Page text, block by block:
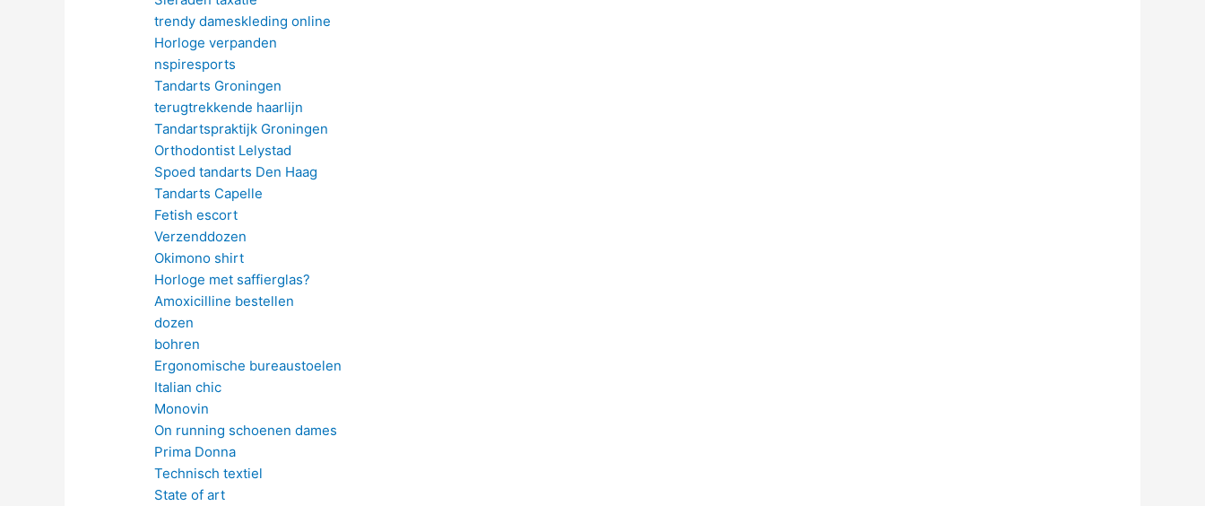
trendy dameskleding online
Horloge verpanden
nspiresports
Tandarts Groningen
terugtrekkende haarlijn
Tandartspraktijk Groningen
Orthodontist Lelystad
Spoed tandarts Den Haag
Tandarts Capelle
Fetish escort
Verzenddozen
Okimono shirt
Horloge met saffierglas?
Amoxicilline bestellen
dozen
bohren
Ergonomische bureaustoelen
Italian chic
Monovin
On running schoenen dames
Prima Donna
Technisch textiel
State of art